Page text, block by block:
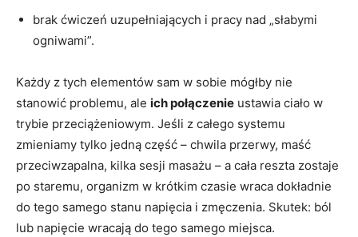
brak ćwiczeń uzupełniających i pracy nad „słabymi
ogniwami”.
Każdy z tych elementów sam w sobie mógłby nie
stanowić problemu, ale ich połączenie ustawia ciało w
trybie przeciążeniowym. Jeśli z całego systemu
zmieniamy tylko jedną część – chwila przerwy, maść
przeciwzapalna, kilka sesji masażu – a cała reszta zostaje
po staremu, organizm w krótkim czasie wraca dokładnie
do tego samego stanu napięcia i zmęczenia. Skutek: ból
lub napięcie wracają do tego samego miejsca.